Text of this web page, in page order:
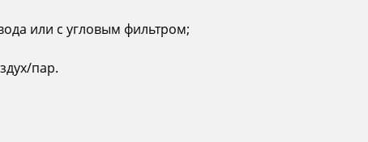
или с угловым фильтром;
пар.